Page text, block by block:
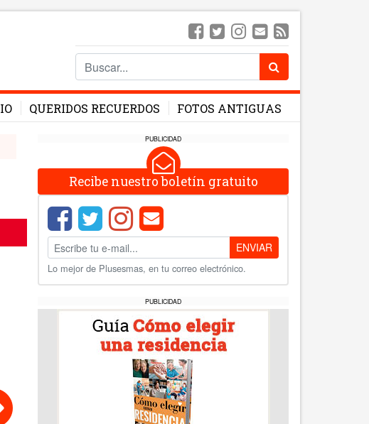
QUERIDOS RECUERDOS FOTOS ANTIGUAS
PUBLICIDAD
Recibe nuestro boletín gratuito
ENVIAR
Lo mejor de Plusesmas, en tu correo electrónico.
PUBLICIDAD